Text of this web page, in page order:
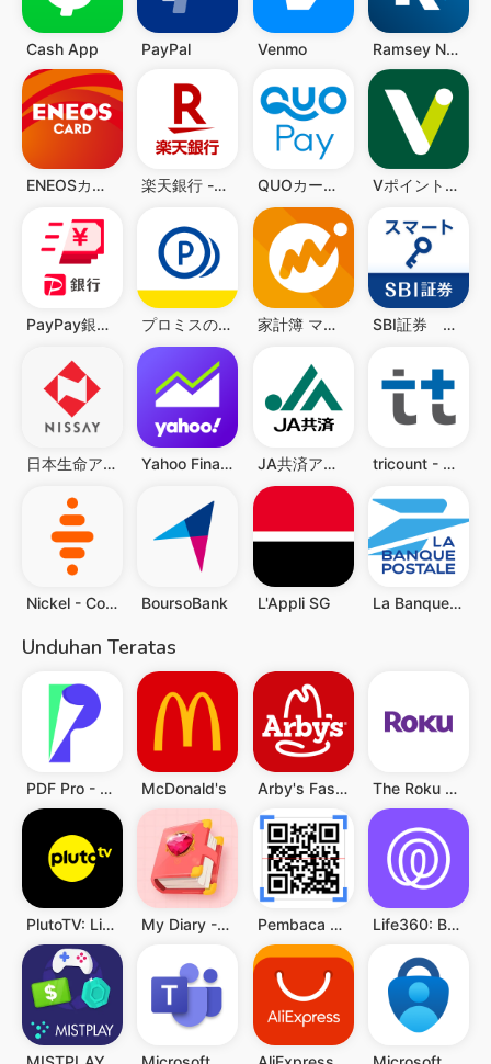
Cash App PayPal Venmo Ramsey Network
ENEOSカードアプリ 楽天銀行 -個人のお客様向けアプリ QUOカードPay(公式) - 気持ちが伝わるギフトアプリ VポイントPay
PayPay銀行 ローン プロミスのアプリローン。カードレスのローンでお借入 家計簿 マネーフォワード ME SBI証券 スマートアプリ
日本生命アプリ Yahoo Finance: Stocks & News JA共済アプリ tricount - Bagi tagihan grup
Nickel - Compte pour tous BoursoBank L'Appli SG La Banque Postale
Unduhan Teratas
PDF Pro - Reader & Maker McDonald's Arby's Fast Food Sandwiches The Roku App (Official)
PlutoTV: Live TV & Free Movies My Diary - Diary With Lock Pembaca QR & Kode Batang Life360: Berbagi Lokasi